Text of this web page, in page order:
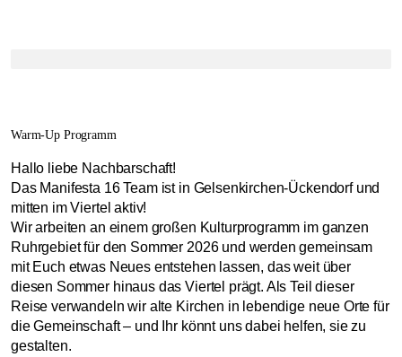
Warm-Up Programm
Hallo liebe Nachbarschaft!
Das Manifesta 16 Team ist in Gelsenkirchen-Ückendorf und
mitten im Viertel aktiv!
Wir arbeiten an einem großen Kulturprogramm im ganzen
Ruhrgebiet für den Sommer 2026 und werden gemeinsam
mit Euch etwas Neues entstehen lassen, das weit über
diesen Sommer hinaus das Viertel prägt. Als Teil dieser
Reise verwandeln wir alte Kirchen in lebendige neue Orte für
die Gemeinschaft – und Ihr könnt uns dabei helfen, sie zu
gestalten.